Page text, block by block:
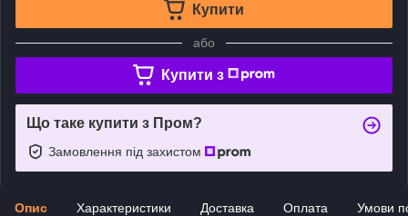
Купити
або
Купити з
Що таке купити з Пром?
Замовлення під захистом
Опис Характеристики Доставка Оплата Умови